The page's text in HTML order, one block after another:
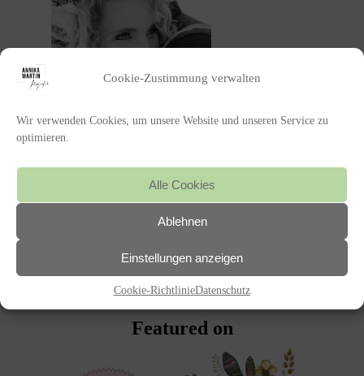
Cookie-Zustimmung verwalten
Wir verwenden Cookies, um unsere Website und unseren Service zu
optimieren.
Alle Cookies
Ablehnen
Einstellungen anzeigen
Cookie-RichtlinieDatenschutz
HOCHZEIT
Featured on